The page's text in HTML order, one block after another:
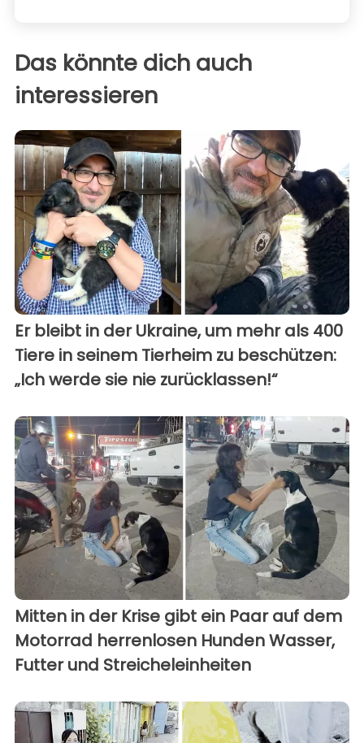
Das könnte dich auch
interessieren
Er bleibt in der Ukraine, um mehr als 400
Tiere in seinem Tierheim zu beschützen:
„Ich werde sie nie zurücklassen!“
Mitten in der Krise gibt ein Paar auf dem
Motorrad herrenlosen Hunden Wasser,
Futter und Streicheleinheiten